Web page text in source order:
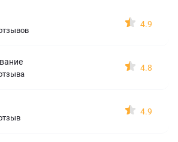
4.9
4.8
4.9